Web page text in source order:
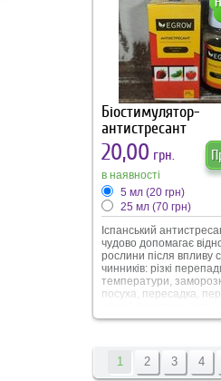
Біостимулятор-
антистресант
20,00 грн.
в наявності
5 мл (20 грн)
25 мл (70 грн)
Іспанський
чудово допомагає
рослини після впливу
чинників: різкі
температури,
посуха, пересадка,
захисту, відновлення
рослинного
композицією
1 2 3 4